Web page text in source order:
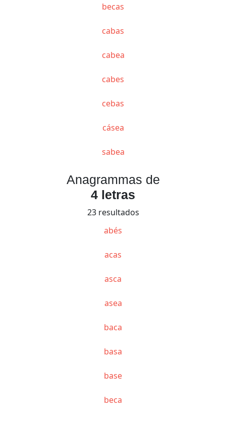
becas
cabas
cabea
cabes
cebas
cásea
sabea
Anagrammas de
4 letras
23 resultados
abés
acas
asca
asea
baca
basa
base
beca